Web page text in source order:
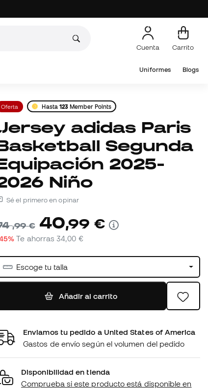
Cuenta Carrito
Uniformes Blogs
Oferta Hasta 123 Member Points
Paris
Segunda
2025-
Niño
Sé el primero en opinar
,99 € 40,99 €
Te ahorras34,00 €
Escoge tu talla
Añadir al carrito
Enviamos tu pedido a United States of America
Gastos de envío según el volumen del pedido
Disponibilidad en tienda
Comprueba si este producto está disponible en